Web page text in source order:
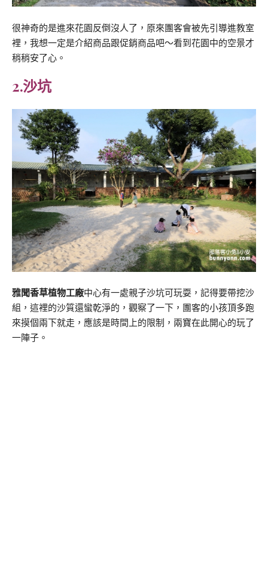
很神奇的是進來花園反倒沒人了，原來團客會被先引導進教室
裡，我想一定是介紹商品跟促銷商品吧～看到花園中的空景才
稍稍安了心。
2.沙坑
雅聞香草植物工廠中心有一處親子沙坑可玩耍，記得要帶挖沙
組，這裡的沙質還蠻乾淨的，觀察了一下，團客的小孩頂多跑
來摸個兩下就走，應該是時間上的限制，兩寶在此開心的玩了
一陣子。